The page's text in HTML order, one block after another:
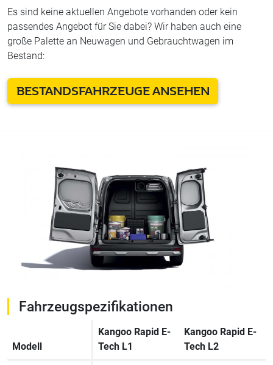
Es sind keine aktuellen Angebote vorhanden oder kein
passendes Angebot für Sie dabei? Wir haben auch eine
große Palette an Neuwagen und Gebrauchtwagen im
Bestand:
BESTANDSFAHRZEUGE ANSEHEN
Fahrzeugspezifikationen
Modell
Kangoo Rapid E-
Tech L1
Kangoo Rapid E-
Tech L2